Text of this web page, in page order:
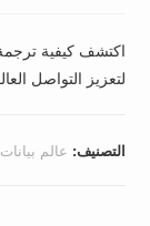
اكتشف كيفية
لتعزيز التواصل
التصنيف: عالم بيانات